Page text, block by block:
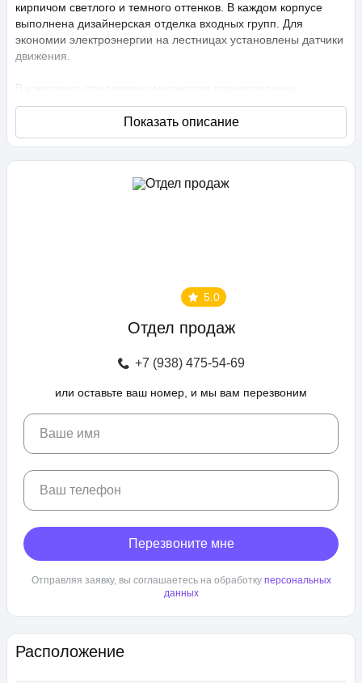
кирпичом светлого и темного оттенков. В каждом корпусе
выполнена дизайнерская отделка входных групп. Для
экономии электроэнергии на лестницах установлены датчики
движения.
В комплексе предложено множество планировочных
решений: в наличии квартиры, как классического типа, так и
европланировки. Они сдаются с подчистовой отделкой,
высота потолков составляет 2,75 метра. В квартирах
расположены детские и спортивные площадки,
зоны отдыха с беседками, спроектирован бульвар и
автовладельцев предусмотрен крытый и гостевой паркинг.
ЖК «Любимово» находится в районе «Губернский». Внешняя
инфраструктура развита, в пешей доступности: школа,
детский сад, магазины, поликлиника, салоны красоты. До
центра Краснодара — 25 минут транспортом.
Расположение
5.0
Отдел продаж
+7 (938) 475-54-69
или оставьте ваш номер, и мы вам перезвоним
Ваше имя
Ваш телефон
Перезвоните мне
Отправляя заявку, вы соглашаетесь на обработку персональных
данных